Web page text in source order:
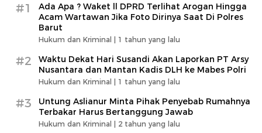
#1
Ada Apa ? Waket ll DPRD Terlihat Arogan Hingga
Acam Wartawan Jika Foto Dirinya Saat Di Polres
Barut
Hukum dan Kriminal | 1 tahun yang lalu
#2
Waktu Dekat Hari Susandi Akan Laporkan PT Arsy
Nusantara dan Mantan Kadis DLH ke Mabes Polri
Hukum dan Kriminal | 1 tahun yang lalu
#3
Untung Aslianur Minta Pihak Penyebab Rumahnya
Terbakar Harus Bertanggung Jawab
Hukum dan Kriminal | 2 tahun yang lalu